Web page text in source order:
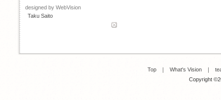
designed by WebVision
Taku Saito
Top ｜ What's Vision ｜
Copyright